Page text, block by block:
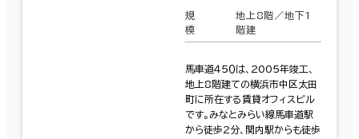
規
模
地上8階／地下1
階建
馬車道４５０は、2005年竣工、
地上8階建ての横浜市中区太田
町に所在する賃貸オフィスビル
です。みなとみらい線馬車道駅
から徒歩2分、関内駅からも徒歩